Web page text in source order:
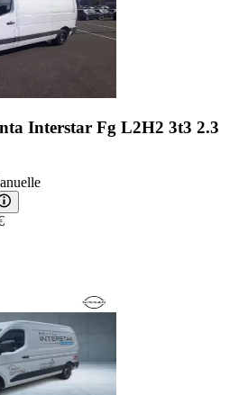
Interstar Fg L2H2 3t3 2.3